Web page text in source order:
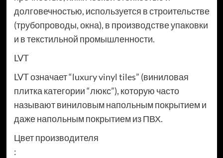
долговечностью, используется в строительстве
(трубопроводы, окна), в производстве упаковки
и в текстильной промышленности.
LVT
LVT означает “luxury vinyl tiles” (виниловая
плитка категории “люкс”), которую часто
называют виниловым напольным покрытием и
даже напольным покрытием из ПВХ.
Цвет производителя
: